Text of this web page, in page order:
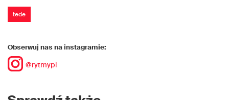
tede
Obserwuj nas na instagramie:
@rytmypl